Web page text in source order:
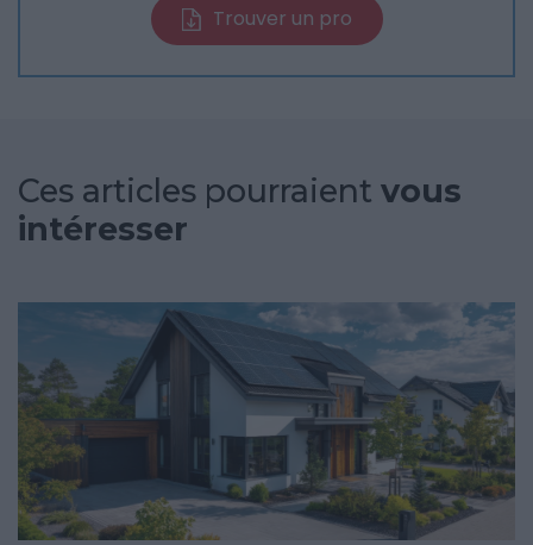
Trouver un pro
Ces articles pourraient vous
intéresser